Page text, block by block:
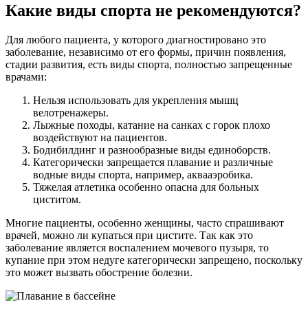
Какие виды спорта не рекомендуются?
Для любого пациента, у которого диагностировано это
заболевание, независимо от его формы, причин появления,
стадии развития, есть виды спорта, полностью запрещенные
врачами:
Нельзя использовать для укрепления мышц
велотренажеры.
Лыжные походы, катание на санках с горок плохо
воздействуют на пациентов.
Бодибилдинг и разнообразные виды единоборств.
Категорически запрещается плавание и различные
водные виды спорта, например, аквааэробика.
Тяжелая атлетика особенно опасна для больных
циститом.
Многие пациенты, особенно женщины, часто спрашивают
врачей, можно ли купаться при цистите. Так как это
заболевание является воспалением мочевого пузыря, то
купание при этом недуге категорически запрещено, поскольку
это может вызвать обострение болезни.